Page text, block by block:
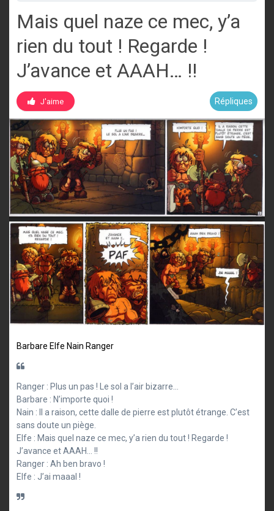
Mais quel naze ce mec, y’a
rien du tout ! Regarde !
J’avance et AAAH… !!
J'aime Répliques
Barbare Elfe Nain Ranger
Ranger : Plus un pas ! Le sol a l’air bizarre…
Barbare : N’importe quoi !
Nain : Il a raison, cette dalle de pierre est plutôt étrange. C’est
sans doute un piège.
Elfe : Mais quel naze ce mec, y’a rien du tout ! Regarde !
J’avance et AAAH… !!
Ranger : Ah ben bravo !
Elfe : J’ai maaal !